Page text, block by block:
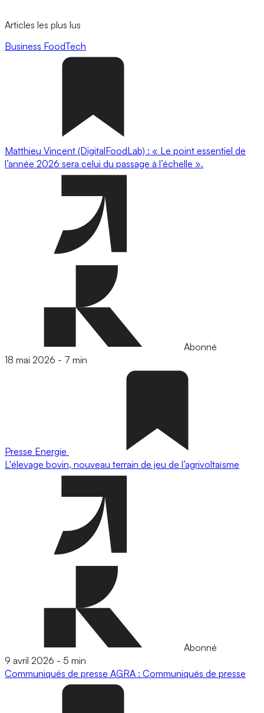
Articles les plus lus
Business FoodTech
Matthieu Vincent (DigitalFoodLab) : « Le point essentiel de
l’année 2026 sera celui du passage à l’échelle ».
Abonné
18 mai 2026 - 7 min
Presse Energie
L'élevage bovin, nouveau terrain de jeu de l’agrivoltaïsme
Abonné
9 avril 2026 - 5 min
Communiqués de presse AGRA : Communiqués de presse